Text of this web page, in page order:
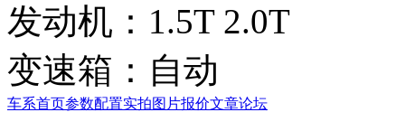
发动机： 1.5T 2.0T
变速箱： 自动
车系首页参数配置实拍图片报价文章论坛